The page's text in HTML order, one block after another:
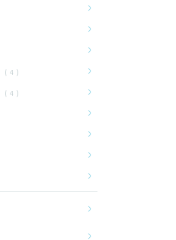
4
4